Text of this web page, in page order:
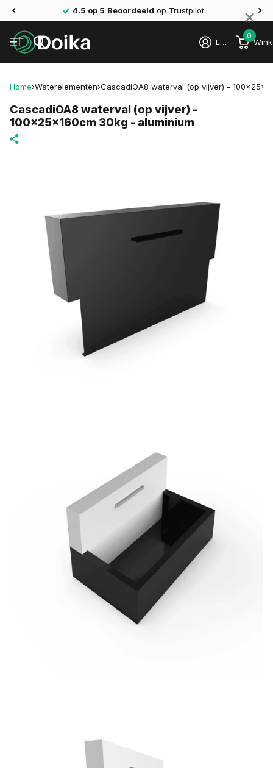
4.5 op 5 Beoordeeld op Trustpilot
Login
0
Home›Waterelementen›CascadiOA8 waterval (op vijver) -
CascadiOA8 waterval (op vijver) -
100x25x160cm 30kg - aluminium
×